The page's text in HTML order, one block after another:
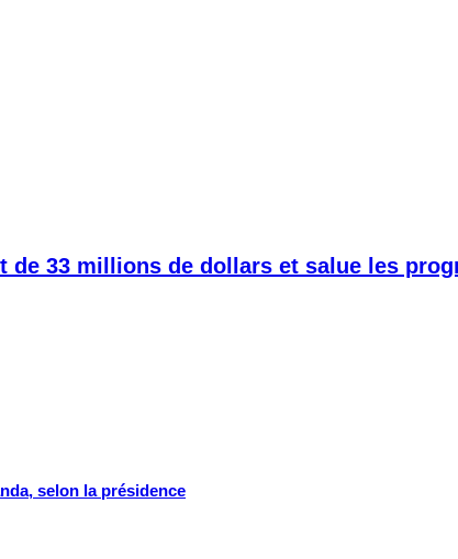
de 33 millions de dollars et salue les
selon la présidence